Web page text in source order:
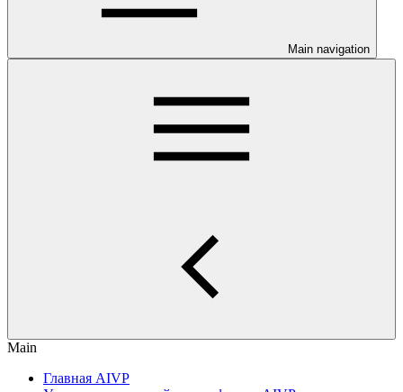
Main navigation
Main
Главная AIVP